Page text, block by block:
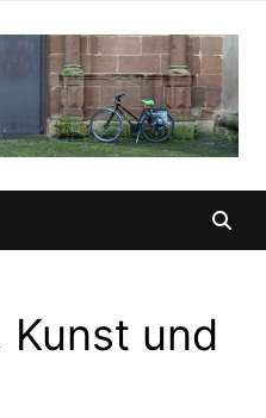
Kunst und